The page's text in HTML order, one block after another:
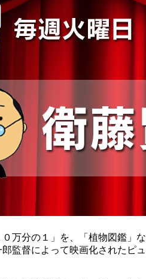
万分の１」を、「植物図鑑」な
監督によって映画化されたピュ